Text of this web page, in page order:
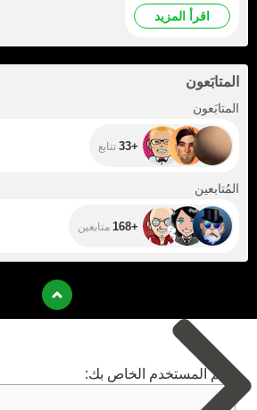
اقرأ المزيد
المتابَعون
المتابَعون
+33 تتابع
المُتابعين
+168 متابعين
اسم المستخدم الخاص بك: